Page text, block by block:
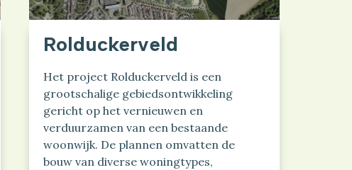
Rolduckerveld
Het project Rolduckerveld is een
grootschalige gebiedsontwikkeling
gericht op het vernieuwen en
verduurzamen van een bestaande
woonwijk. De plannen omvatten de
bouw van diverse woningtypes,